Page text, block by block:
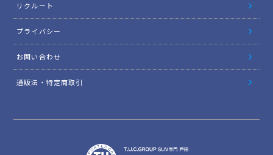
リクルート
プライバシー
お問い合わせ
通販法・特定商取引